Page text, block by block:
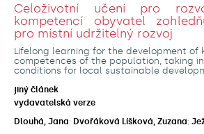
Celoživotní učení pro
kompetencí obyvatel
pro místní udržitelný rozvoj
Lifelong learning for the development of
competences of the population, taking
conditions for local sustainable
jiný článek
vydavatelská verze
Dlouhá, Jana; Dvořáková Líšková, Zuzana;